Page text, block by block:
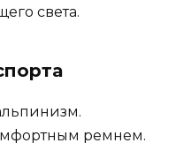
света.
ремнем.